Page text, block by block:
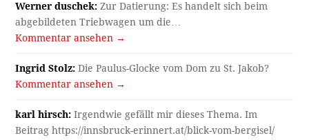
Werner duschek: Zur Datierung: Es handelt sich beim
abgebildeten Triebwagen um die…
Kommentar ansehen →
Ingrid Stolz: Die Paulus-Glocke vom Dom zu St. Jakob?
Kommentar ansehen →
karl hirsch: Irgendwie gefällt mir dieses Thema. Im
Beitrag https://innsbruck-erinnert.at/blick-vom-bergisel/